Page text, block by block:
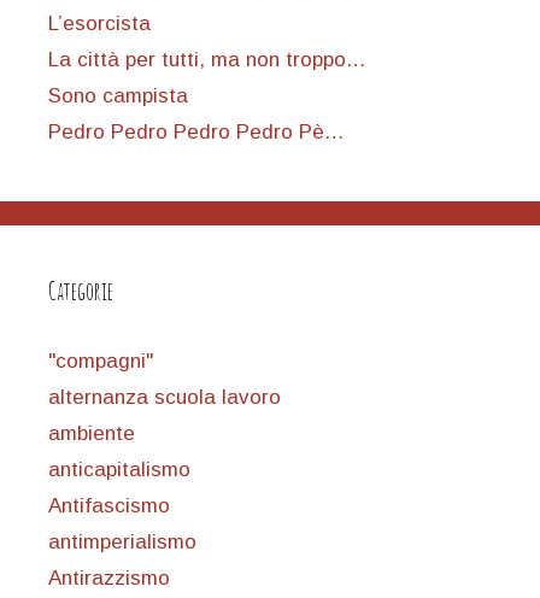
L’esorcista
La città per tutti, ma non troppo…
Sono campista
Pedro Pedro Pedro Pedro Pè…
Categorie
"compagni"
alternanza scuola lavoro
ambiente
anticapitalismo
Antifascismo
antimperialismo
Antirazzismo